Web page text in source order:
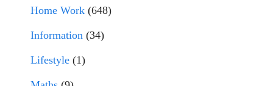
Home Work (648)
Information (34)
Lifestyle (1)